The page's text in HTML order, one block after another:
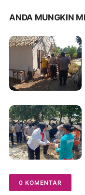
ANDA MUNGKIN
0 KOMENTAR